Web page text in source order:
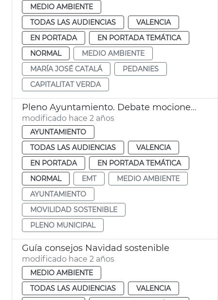
MEDIO AMBIENTE
TODAS LAS AUDIENCIAS
VALENCIA
EN PORTADA
EN PORTADA TEMÁTICA
NORMAL
MEDIO AMBIENTE
MARÍA JOSÉ CATALÁ
PEDANIES
CAPITALITAT VERDA
Pleno Ayuntamiento. Debate mociones EMT
modificado hace 2 años
AYUNTAMIENTO
TODAS LAS AUDIENCIAS
VALENCIA
EN PORTADA
EN PORTADA TEMÁTICA
NORMAL
EMT
MEDIO AMBIENTE
AYUNTAMIENTO
MOVILIDAD SOSTENIBLE
PLENO MUNICIPAL
Guía consejos Navidad sostenible
modificado hace 2 años
MEDIO AMBIENTE
TODAS LAS AUDIENCIAS
VALENCIA